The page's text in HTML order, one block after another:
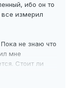
ибо он то
все измерил
не знаю что
мне
Стоит ли
брать все -